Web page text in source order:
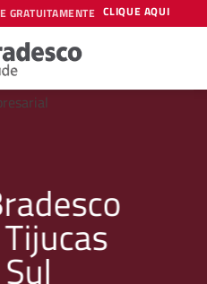
GRATUITAMENTE CLIQUE AQUI